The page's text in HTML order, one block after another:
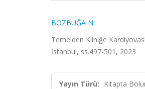
BOZBUĞA N.
Temelden Kliniğe
İstanbul, ss.497-501, 2023
Yayın Türü: Kitapta